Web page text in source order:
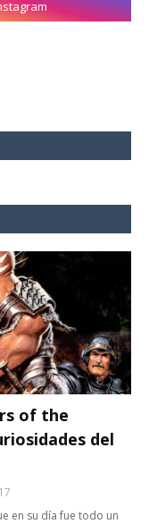
of the
del
en su día fue todo un